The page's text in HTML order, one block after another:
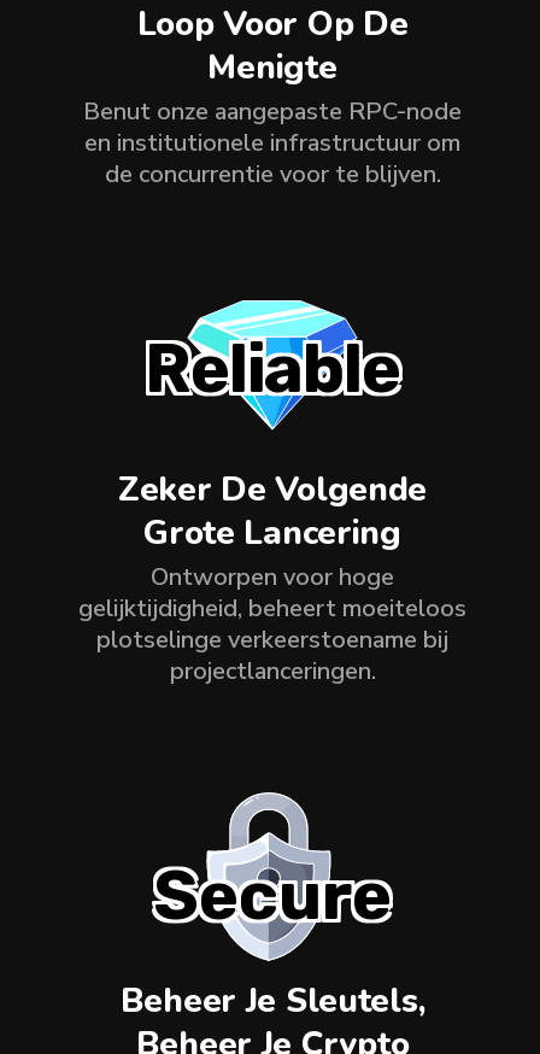
Loop Voor Op De
Menigte
Benut onze aangepaste RPC-node
en institutionele infrastructuur om
de concurrentie voor te blijven.
Reliable
Zeker De Volgende
Grote Lancering
Ontworpen voor hoge
gelijktijdigheid, beheert moeiteloos
plotselinge verkeerstoename bij
projectlanceringen.
Secure
Beheer Je Sleutels,
Beheer Je Crypto